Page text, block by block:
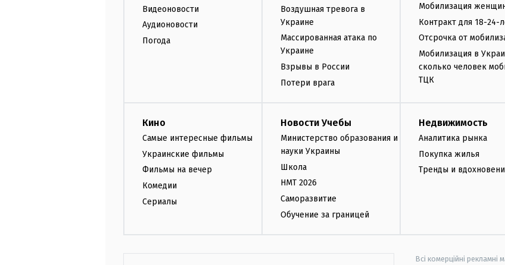
Видеоновости
Аудионовости
Погода
Воздушная тревога в
Украине
Массированная атака по
Украине
Взрывы в России
Потери врага
Мобилизация
Контракт для 18-24-
Отсрочка от
Мобилизация в
сколько человек
ТЦК
Кино
Самые интересные фильмы
Украинские фильмы
Фильмы на вечер
Комедии
Сериалы
Новости Учебы
Министерство образования и
науки Украины
Школа
НМТ 2026
Саморазвитие
Обучение за границей
Недвижимость
Аналитика рынка
Покупка жилья
Тренды и
Всі комерційні рекламні